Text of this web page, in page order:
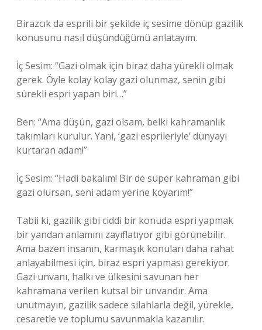
Birazcık da esprili bir şekilde iç sesime dönüp gazilik
konusunu nasıl düşündüğümü anlatayım.
İç Sesim: “Gazi olmak için biraz daha yürekli olmak
gerek. Öyle kolay kolay gazi olunmaz, senin gibi
sürekli espri yapan biri…”
Ben: “Ama düşün, gazi olsam, belki kahramanlık
takımları kurulur. Yani, ‘gazi esprileriyle’ dünyayı
kurtaran adam!”
İç Sesim: “Hadi bakalım! Bir de süper kahraman gibi
gazi olursan, seni adam yerine koyarım!”
Tabii ki, gazilik gibi ciddi bir konuda espri yapmak
bir yandan anlamını zayıflatıyor gibi görünebilir.
Ama bazen insanın, karmaşık konuları daha rahat
anlayabilmesi için, biraz espri yapması gerekiyor.
Gazi unvanı, halkı ve ülkesini savunan her
kahramana verilen kutsal bir unvandır. Ama
unutmayın, gazilik sadece silahlarla değil, yürekle,
cesaretle ve toplumu savunmakla kazanılır.